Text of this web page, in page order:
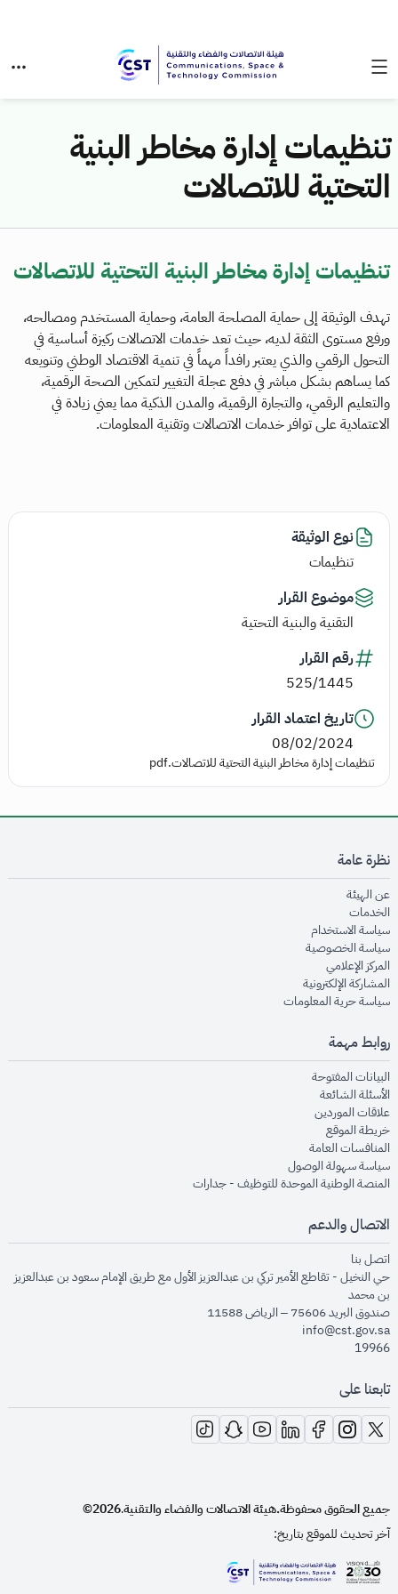
تنظيمات إدارة مخاطر البنية
التحتية للاتصالات
تنظيمات إدارة مخاطر البنية التحتية للاتصالات
تهدف الوثيقة إلى حماية المصلحة العامة، وحماية المستخدم ومصالحه،
ورفع مستوى الثقة لديه، حيث تعد خدمات الاتصالات ركيزة أساسية في
التحول الرقمي والذي يعتبر رافداً مهماً في تنمية الاقتصاد الوطني وتنويعه
كما يساهم بشكل مباشر في دفع عجلة التغيير لتمكين الصحة الرقمية،
والتعليم الرقمي، والتجارة الرقمية، والمدن الذكية مما يعني زيادة في
الاعتمادية على توافر خدمات الاتصالات وتقنية المعلومات.
نوع الوثيقة
تنظيمات
موضوع القرار
التقنية والبنية التحتية
رقم القرار
525/1445
تاريخ اعتماد القرار
08/02/2024
تنظيمات إدارة مخاطر البنية التحتية للاتصالات.pdf
نظرة عامة
عن الهيئةopens in new window
الخدماتopens in new window
سياسة الاستخدام
سياسة الخصوصيةopens in new window
المركز الإعلاميopens in new window
المشاركة الإلكترونيةopens in new window
سياسة حرية المعلوماتopens in new window
روابط مهمة
البيانات المفتوحةopens in new window
الأسئلة الشائعةopens in new window
علاقات الموردينopens in new window
خريطة الموقعopens in new window
المنافسات العامةopens in new window
سياسة سهولة الوصولopens in new window
المنصة الوطنية الموحدة للتوظيف - جداراتopens in new window
الاتصال والدعم
اتصل بنا
حي النخيل - تقاطع الأمير تركي بن عبدالعزيز الأول مع طريق الإمام سعود بن عبدالعزيز
بن محمد
صندوق البريد 75606 – الرياض 11588
info@cst.gov.sa
19966
تابعنا على
opens in new window
opens in new window
opens in new window
opens in new window
opens in new window
opens in new window
opens in new window
جميع الحقوق محفوظة.هيئة الاتصالات والفضاء والتقنية.
2026©
آخر تحديث للموقع بتاريخ: